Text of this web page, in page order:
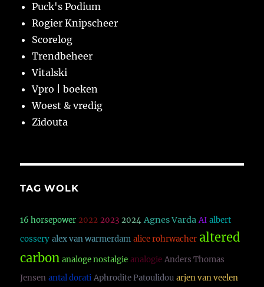
Puck's Podium
Rogier Knipscheer
Scorelog
Trendbeheer
Vitalski
Vpro | boeken
Woest & vredig
Zidouta
TAG WOLK
16 horsepower 2022 2023 2024 Agnes Varda AI albert
cossery alex van warmerdam alice rohrwacher altered
carbon analoge nostalgie analogie Anders Thomas
Jensen antal dorati Aphrodite Patoulidou arjen van veelen